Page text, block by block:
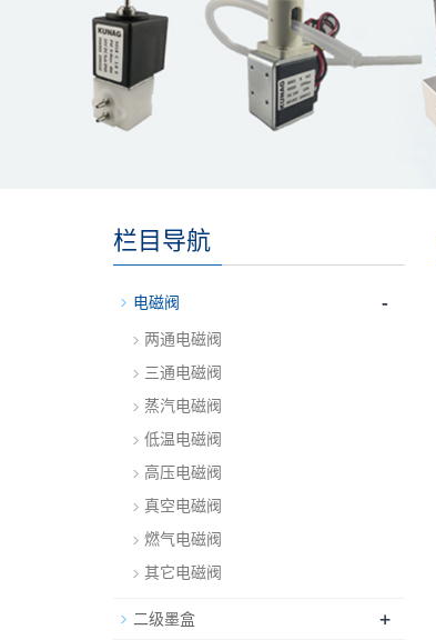
栏目导航
电磁阀 -
两通电磁阀
三通电磁阀
蒸汽电磁阀
低温电磁阀
高压电磁阀
真空电磁阀
燃气电磁阀
其它电磁阀
二级墨盒 +